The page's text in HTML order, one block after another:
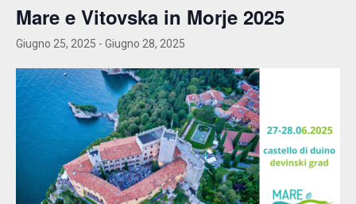
Mare e Vitovska in Morje 2025
Giugno 25, 2025 - Giugno 28, 2025